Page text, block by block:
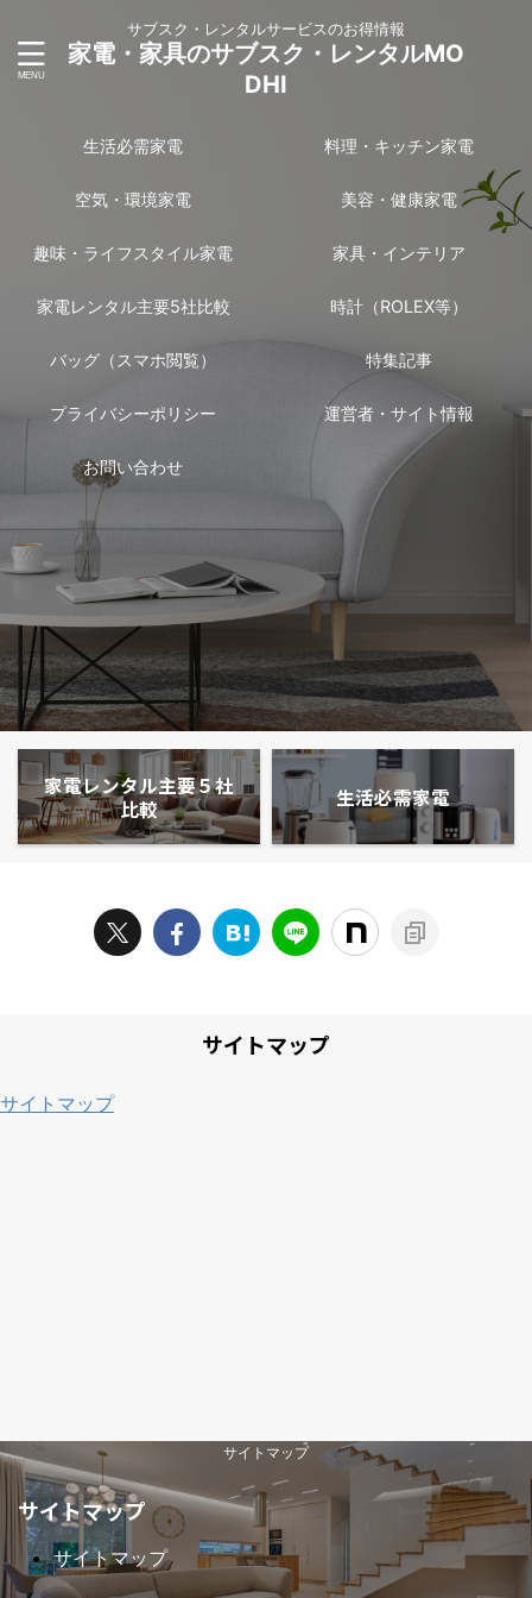
サブスク・レンタルサービスのお得情報
家電・家具のサブスク・レンタルMO
DHI
生活必需家電 料理・キッチン家電
空気・環境家電 美容・健康家電
趣味・ライフスタイル家電 家具・インテリア
家電レンタル主要5社比較 時計（ROLEX等）
バッグ（スマホ閲覧） 特集記事
プライバシーポリシー 運営者・サイト情報
お問い合わせ
家電レンタル主要５社
比較
生活必需家電
サイトマップ
サイトマップ
サイトマップ
サイトマップ
サイトマップ